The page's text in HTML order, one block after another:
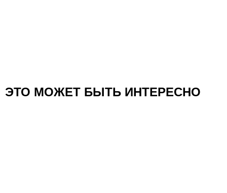
ЭТО МОЖЕТ БЫТЬ ИНТЕРЕСНО